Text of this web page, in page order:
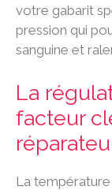
votre gabarit
pression qui
sanguine et
La
facteur
La